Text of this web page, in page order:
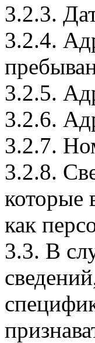
3.2.3.
3.2.4.
3.2.5.
3.2.6.
3.2.7.
3.2.8.
которые
как
3.3. В